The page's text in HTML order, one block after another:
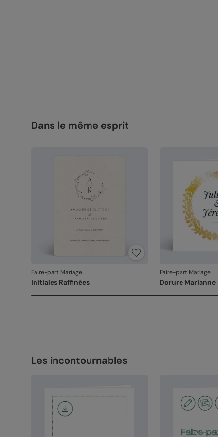
Dans le même esprit
Faire-part Mariage
Initiales Raffinées
Faire-part Mariage
Dorure Marianne
Les incontournables